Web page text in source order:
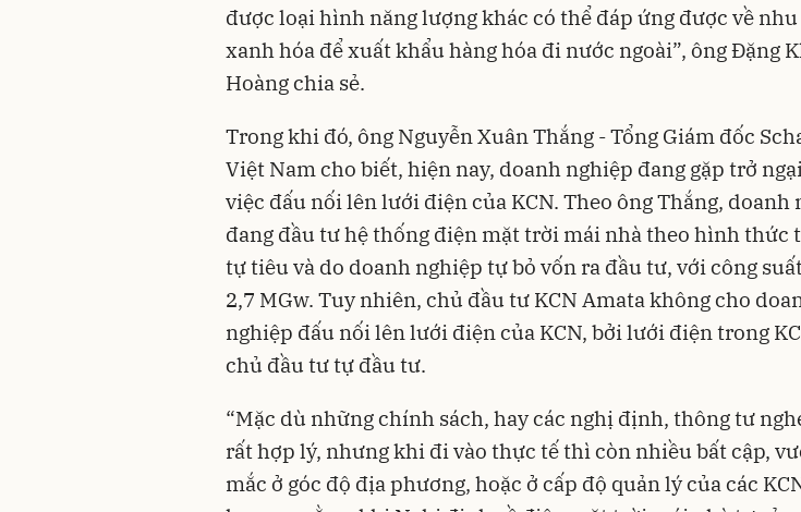
được loại hình năng lượng khác có thể đáp ứng được về nhu
xanh hóa để xuất khẩu hàng hóa đi nước ngoài”, ông Đặng
Hoàng chia sẻ.
Trong khi đó, ông Nguyễn Xuân Thắng - Tổng Giám đốc
Việt Nam cho biết, hiện nay, doanh nghiệp đang gặp trở
việc đấu nối lên lưới điện của KCN. Theo ông Thắng, doanh
đang đầu tư hệ thống điện mặt trời mái nhà theo hình thức
tự tiêu và do doanh nghiệp tự bỏ vốn ra đầu tư, với công
2,7 MGw. Tuy nhiên, chủ đầu tư KCN Amata không cho
nghiệp đấu nối lên lưới điện của KCN, bởi lưới điện trong
chủ đầu tư tự đầu tư.
“Mặc dù những chính sách, hay các nghị định, thông tư
rất hợp lý, nhưng khi đi vào thực tế thì còn nhiều bất cập,
mắc ở góc độ địa phương, hoặc ở cấp độ quản lý của các